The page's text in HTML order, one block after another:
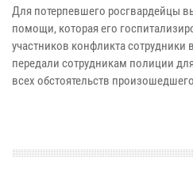
Для потерпевшего росгвардейцы
помощи, которая его
участников конфликта
передали сотрудникам полиции
всех обстоятельств